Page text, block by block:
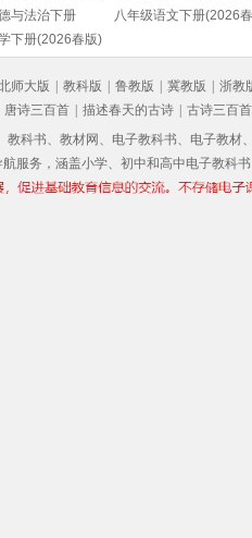
与法治下册
)(部编版)
八年级语文下册(2026
下册(2026春版)
师大版 教科版 鲁教版 冀教版
浙教
唐诗三百首 描述春天的古诗
古诗三百首
教科书、教材网、电子教科书、电子教材
航服务，涵盖小学、初中和高中电子教科